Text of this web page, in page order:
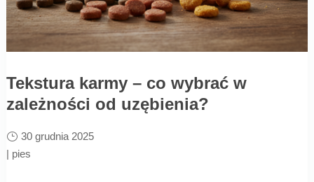
Tekstura karmy – co wybrać w
zależności od uzębienia?
30 grudnia 2025
| pies